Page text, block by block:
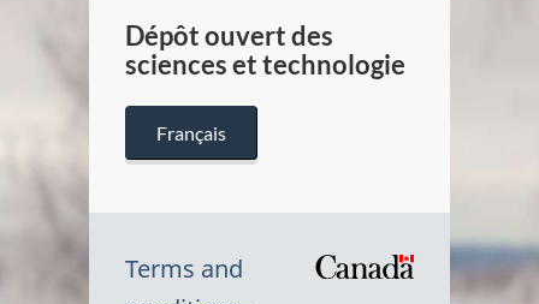
Dépôt ouvert des
sciences et technologie
Français
Terms and